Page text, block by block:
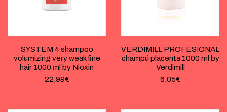
SYSTEM 4 shampoo
volumizing very weak fine
hair 1000 ml by Nioxin
22,99€
VERDIMILL PROFESIONAL
champú placenta 1000 ml by
Verdimill
6,05€